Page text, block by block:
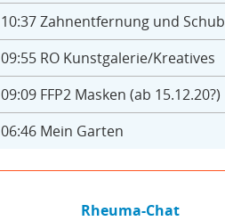
10:37Zahnentfernung und Schub
09:55RO Kunstgalerie/Kreatives
09:09FFP2 Masken (ab 15.12.20?)
06:46Mein Garten
Rheuma-Chat